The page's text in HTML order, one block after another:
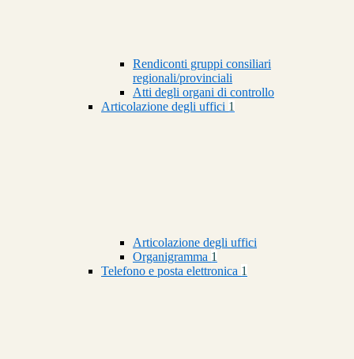
Rendiconti gruppi consiliari
regionali/provinciali
Atti degli organi di controllo
Articolazione degli uffici 1
Articolazione degli uffici
Organigramma 1
Telefono e posta elettronica 1